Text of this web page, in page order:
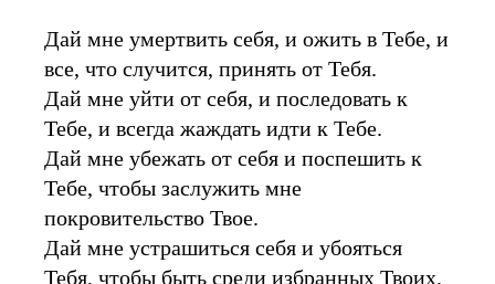
Дай мне умертвить себя, и ожить в Тебе, и
все, что случится, принять от Тебя.
Дай мне уйти от себя, и последовать к
Тебе, и всегда жаждать идти к Тебе.
Дай мне убежать от себя и поспешить к
Тебе, чтобы заслужить мне
покровительство Твое.
Дай мне устрашиться себя и убояться
Тебя, чтобы быть среди избранных Твоих.